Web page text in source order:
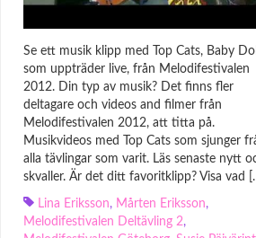
Se ett musik klipp med Top Cats, Baby Doll
som uppträder live, från Melodifestivalen
2012. Din typ av musik? Det finns fler
deltagare och videos and filmer från
Melodifestivalen 2012, att titta på.
Musikvideos med Top Cats som sjunger
alla tävlingar som varit. Läs senaste nytt
skvaller. Är det ditt favoritklipp? Visa vad
Lina Eriksson, Mårten Eriksson,
Melodifestivalen Deltävling 2,